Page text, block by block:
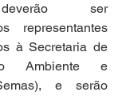
ser
representantes
à Secretaria de
Ambiente e
e serão